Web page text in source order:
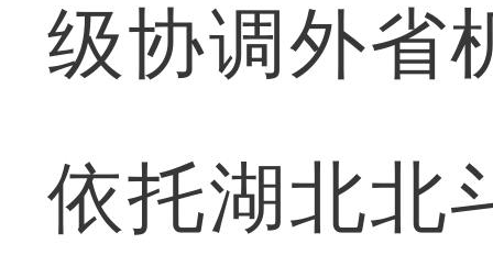
级协调外省
依托湖北北